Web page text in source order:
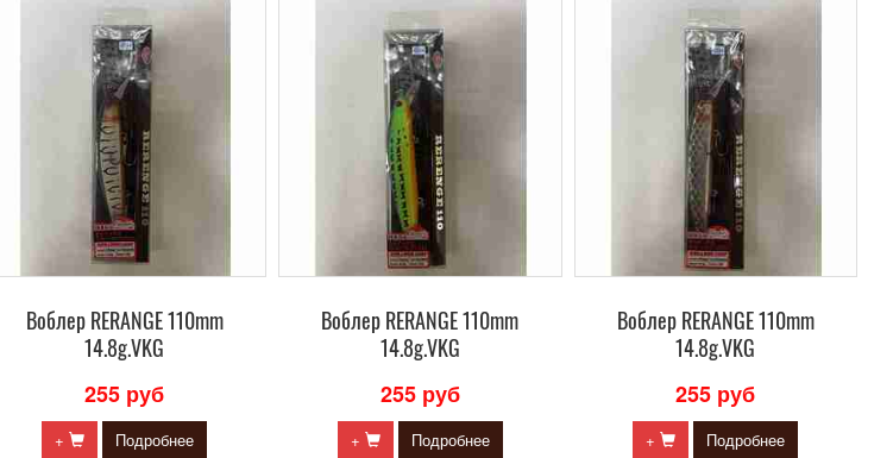
Воблер RERANGE 110mm
14.8g.VKG
255 руб
+ Подробнее
Воблер RERANGE 110mm
14.8g.VKG
255 руб
+ Подробнее
Воблер RERANGE 110mm
14.8g.VKG
255 руб
+ Подробнее